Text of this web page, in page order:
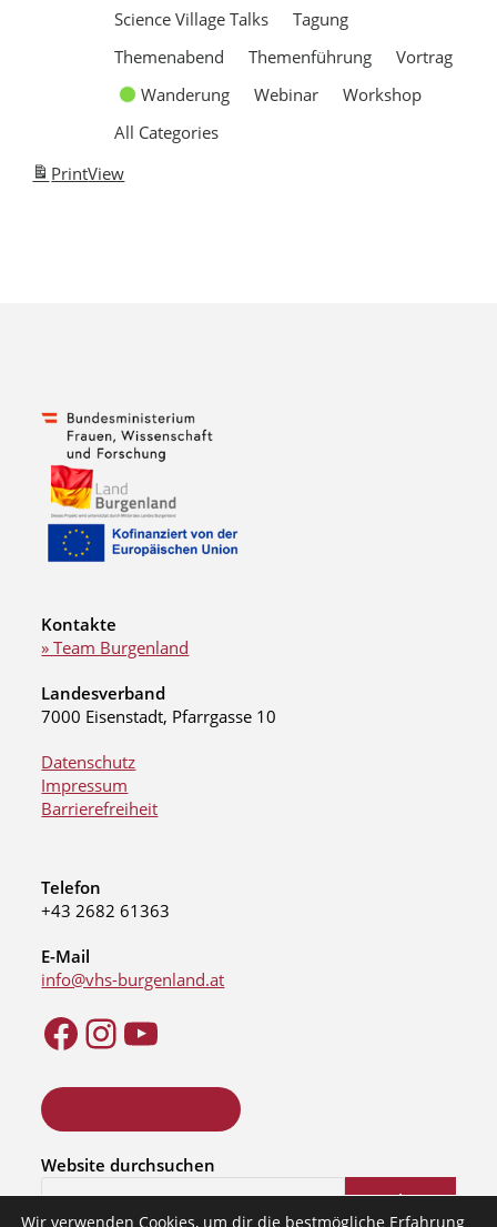
Science Village Talks
Tagung
Themenabend
Themenführung
Vortrag
Wanderung
Webinar
Workshop
All Categories
PrintView
Kontakte
» Team Burgenland
Landesverband
7000 Eisenstadt, Pfarrgasse 10
Datenschutz
Impressum
Barrierefreiheit
Telefon
+43 2682 61363
E-Mail
info@vhs-burgenland.at
Website durchsuchen
Suchen
Wir verwenden Cookies, um dir die bestmögliche Erfahrung